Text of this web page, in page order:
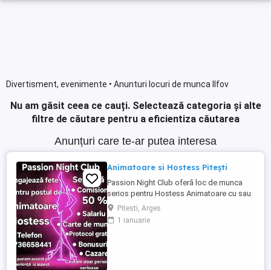
Divertisment, evenimente • Anunturi locuri de munca Ilfov
Nu am găsit ceea ce cauți. Selectează categoria și alte
filtre de căutare pentru a eficientiza căutarea
Anunțuri care te-ar putea interesa
Animatoare si Hostess Pitești
Passion Night Club oferă loc de munca
serios pentru Hostess Animatoare cu sau
fără experiență. Nu punem accent pe
aspecul fizic !! Dacă ai peste 18 ani, ești o
fire deschisă, sociabilă și fără inhibiții te
Pitesti, Arges
1 ianuarie